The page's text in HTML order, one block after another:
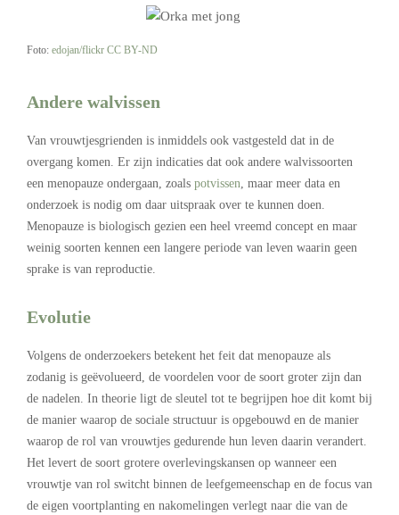
Foto: edojan/flickr CC BY-ND
Andere walvissen
Van vrouwtjesgrienden is inmiddels ook vastgesteld dat in de
overgang komen. Er zijn indicaties dat ook andere walvissoorten
een menopauze ondergaan, zoals potvissen, maar meer data en
onderzoek is nodig om daar uitspraak over te kunnen doen.
Menopauze is biologisch gezien een heel vreemd concept en maar
weinig soorten kennen een langere periode van leven waarin geen
sprake is van reproductie.
Evolutie
Volgens de onderzoekers betekent het feit dat menopauze als
zodanig is geëvolueerd, de voordelen voor de soort groter zijn dan
de nadelen. In theorie ligt de sleutel tot te begrijpen hoe dit komt bij
de manier waarop de sociale structuur is opgebouwd en de manier
waarop de rol van vrouwtjes gedurende hun leven daarin verandert.
Het levert de soort grotere overlevingskansen op wanneer een
vrouwtje van rol switcht binnen de leefgemeenschap en de focus van
de eigen voortplanting en nakomelingen verlegt naar die van de